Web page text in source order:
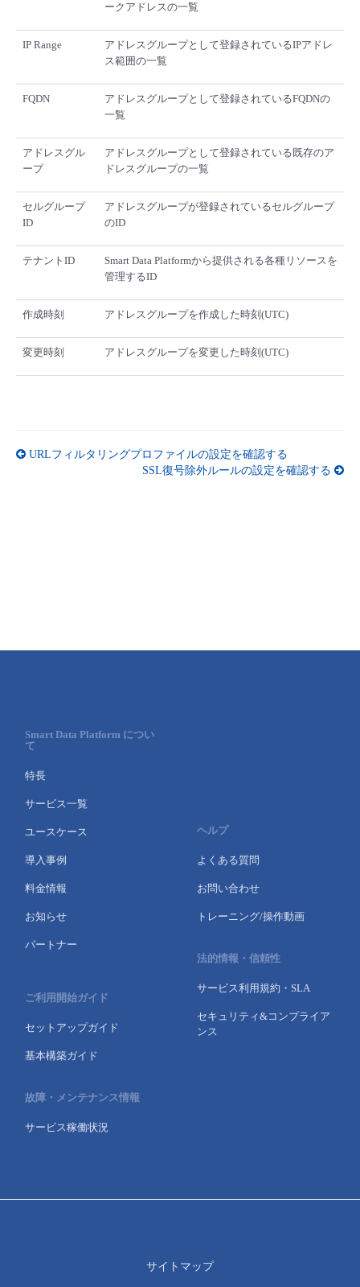
ークアドレスの一覧
IP Range
アドレスグループとして登録されているIPアドレ
ス範囲の一覧
FQDN
アドレスグループとして登録されているFQDNの
一覧
アドレスグル
ープ
アドレスグループとして登録されている既存のア
ドレスグループの一覧
セルグループ
ID
アドレスグループが登録されているセルグループ
のID
テナントID
Smart Data Platformから提供される各種リソースを
管理するID
作成時刻 アドレスグループを作成した時刻(UTC)
変更時刻 アドレスグループを変更した時刻(UTC)
URLフィルタリングプロファイルの設定を確認する
SSL復号除外ルールの設定を確認する
Smart Data Platform につい
て
特長
サービス一覧
ユースケース
導入事例
料金情報
お知らせ
パートナー
ご利用開始ガイド
セットアップガイド
基本構築ガイド
故障・メンテナンス情報
サービス稼働状況
ヘルプ
よくある質問
お問い合わせ
トレーニング/操作動画
法的情報・信頼性
サービス利用規約・SLA
セキュリティ&コンプライア
ンス
サイトマップ